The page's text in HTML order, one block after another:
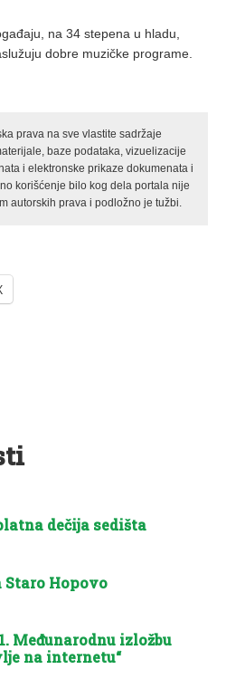
na 34 stepena u hladu,
dobre muzičke programe.
prava na sve vlastite sadržaje
baze podataka, vizuelizacije
i elektronske prikaze dokumenata i
korišćenje bilo kog dela portala nije
autorskih prava i podložno je tužbi.
dečija sedišta
Hopovo
Međunarodnu izložbu
na internetu“